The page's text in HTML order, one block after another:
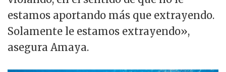
estamos aportando más que extrayendo.
Solamente le estamos extrayendo»,
asegura Amaya.